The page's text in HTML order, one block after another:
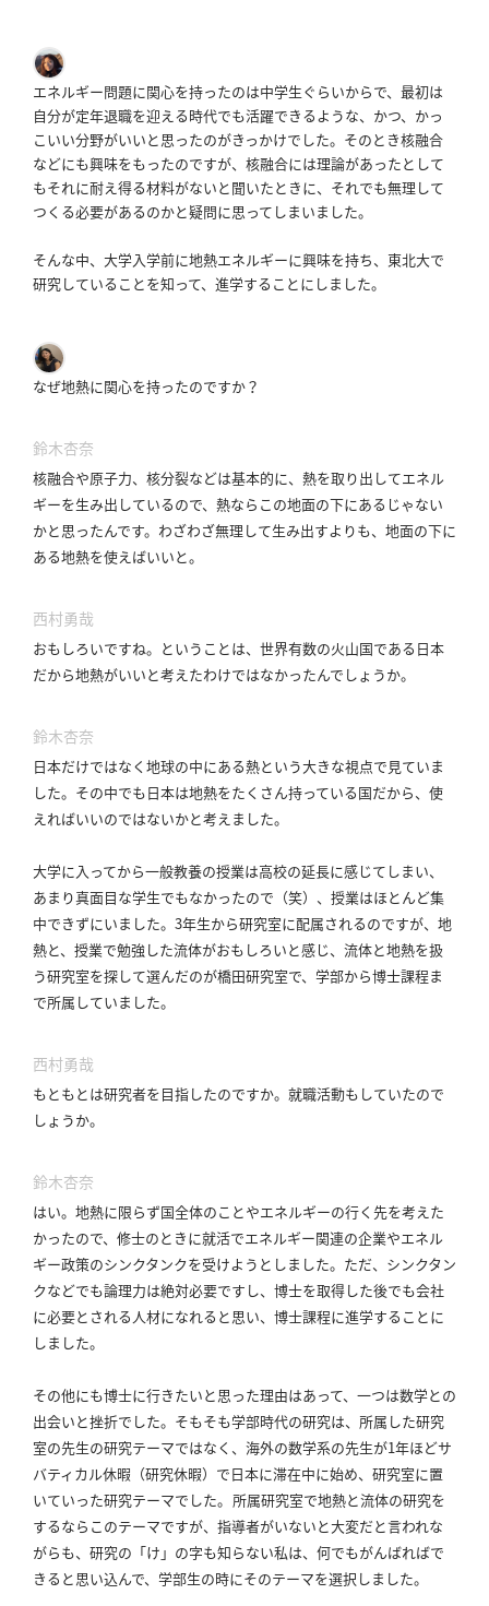
会
社
概
要
研究者登録
プ
バ
シ
ー
ポ
づ
い
エネルギー問題に関心を持ったのは中学生ぐらいからで、最初は
自分が定年退職を迎える時代でも活躍できるような、かつ、かっ
こいい分野がいいと思ったのがきっかけでした。 そのとき核融合
などにも興味をもったのですが、核融合には理論があったとして
もそれに耐え得る材料がないと聞いたときに、それでも無理して
つくる必要があるのかと疑問に思ってしまいました。
そんな中、大学入学前に地熱エネルギーに興味を持ち、東北大で
研究していることを知って、進学することにしました。
なぜ地熱に関心を持ったのですか？
鈴木杏奈
核融合や原子力、核分裂などは基本的に、熱を取り出してエネル
ギーを生み出しているので、熱ならこの地面の下にあるじゃない
かと思ったんです。 わざわざ無理して生み出すよりも、地面の下に
ある地熱を使えばいいと。
西村勇哉
おもしろいですね。 ということは、世界有数の火山国である日本
だから地熱がいいと考えたわけではなかったんでしょうか。
鈴木杏奈
日本だけではなく地球の中にある熱という大きな視点で見ていま
した。 その中でも日本は地熱をたくさん持っている国だから、使
えればいいのではないかと考えました。
大学に入ってから一般教養の授業は高校の延長に感じてしまい、
あまり真面目な学生でもなかったので（笑）、授業はほとんど集
中できずにいました。 3年生から研究室に配属されるのですが、地
熱と、授業で勉強した流体がおもしろいと感じ、流体と地熱を扱
う研究室を探して選んだのが橋田研究室で、学部から博士課程ま
で所属していました。
西村勇哉
もともとは研究者を目指したのですか。 就職活動もしていたので
しょうか。
鈴木杏奈
はい。 地熱に限らず国全体のことやエネルギーの行く先を考えた
かったので、修士のときに就活でエネルギー関連の企業やエネル
ギー政策のシンクタンクを受けようとしました。 ただ、シンクタン
クなどでも論理力は絶対必要ですし、博士を取得した後でも会社
に必要とされる人材になれると思い、博士課程に進学することに
しました。
その他にも博士に行きたいと思った理由はあって、一つは数学との
出会いと挫折でした。 そもそも学部時代の研究は、所属した研究
室の先生の研究テーマではなく、海外の数学系の先生が1年ほどサ
バティカル休暇（研究休暇）で日本に滞在中に始め、研究室に置
いていった研究テーマでした。 所属研究室で地熱と流体の研究を
するならこのテーマですが、指導者がいないと大変だと言われな
がらも、研究の「け」の字も知らない私は、何でもがんばればで
きると思い込んで、学部生の時にそのテーマを選択しました。